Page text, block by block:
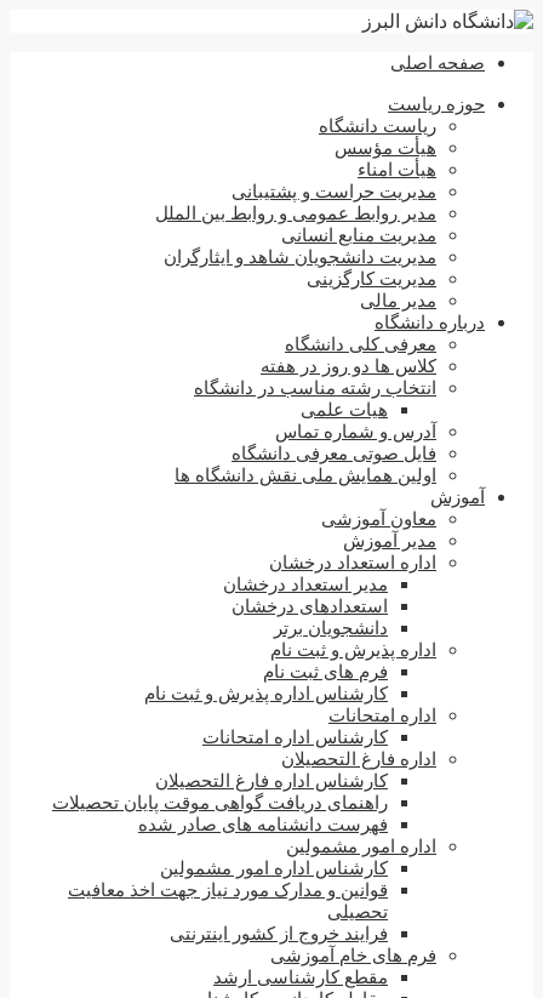
صفحه اصلی
حوزه ریاست
ریاست دانشگاه
هیأت مؤسس
هیأت امناء
مدیریت حراست و پشتیبانی
مدیر روابط عمومی و روابط بین الملل
مدیریت منابع انسانی
مدیریت دانشجویان شاهد و ایثارگران
مدیریت کارگزینی
مدیر مالی
درباره دانشگاه
معرفی کلی دانشگاه
کلاس ها دو روز در هفته
انتخاب رشته مناسب در دانشگاه
هیات علمی
آدرس و شماره تماس
فایل صوتی معرفی دانشگاه
اولین همایش ملی نقش دانشگاه ها
آموزش
معاون آموزشی
مدیر آموزش
اداره استعداد درخشان
مدیر استعداد درخشان
استعدادهای درخشان
دانشجویان برتر
اداره پذیرش و ثبت نام
فرم های ثبت نام
کارشناس اداره پذیرش و ثبت نام
اداره امتحانات
کارشناس اداره امتحانات
اداره فارغ التحصیلان
کارشناس اداره فارغ التحصیلان
راهنمای دریافت گواهی موقت پایان تحصیلات
فهرست دانشنامه های صادر شده
اداره امور مشمولین
کارشناس اداره امور مشمولین
قوانین و مدارک مورد نیاز جهت اخذ معافیت
تحصیلی
فرایند خروج از کشور اینترنتی
فرم های خام آموزشی
مقطع کارشناسی ارشد